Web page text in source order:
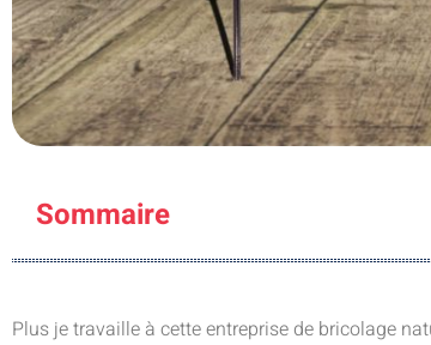
Sommaire
Plus je travaille à cette entreprise de bricolage